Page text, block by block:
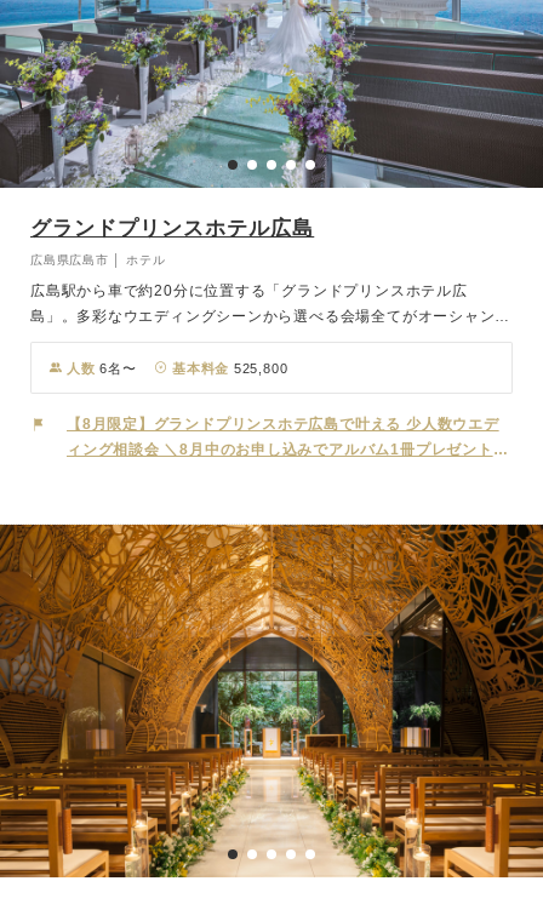
グランドプリンスホテル広島
広島県広島市 │ ホテル
広島駅から車で約20分に位置する「グランドプリンスホテル広
島」。多彩なウエディングシーンから選べる会場全てがオーシャンビ
ューで、「非日常」に包まれるリゾートアイランドのアーバンリゾー
トホテル。 眩しい陽光と海と空のブルーに輝く瀬戸内海をバックに
愛を誓うクリスタルチャペル「ラ ルミエール ヌーベル」は、ゲスト
に広島ならではの絶景と感動を届けます。 広島で唯一のホテルプロ
デュースの貸切ゲストハウス「プリンス ウエディング スイート」で
ディングをご体感ください。
人数 6名〜 基本料金 525,800
【8月限定】グランドプリンスホテ広島で叶える 少人数ウエデ
ィング相談会 ＼8月中のお申し込みでアルバム1冊プレゼント♪